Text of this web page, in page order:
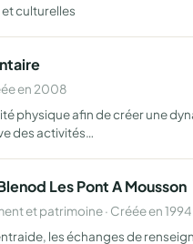
culturelles
en 2008
physique afin de créer une
des activités…
Les Pont A Mousson
et patrimoine · Créée en 1994
les échanges de